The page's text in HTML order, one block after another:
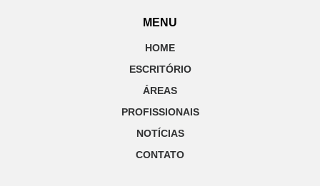
MENU
HOME
ESCRITÓRIO
ÁREAS
PROFISSIONAIS
NOTÍCIAS
CONTATO